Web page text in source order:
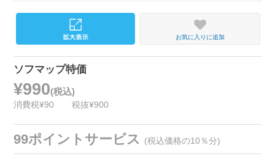
お気に入りに追加
ソフマップ特価
¥990(税込)
消費税¥90 税抜¥900
99ポイントサービス (税込価格の10％分)